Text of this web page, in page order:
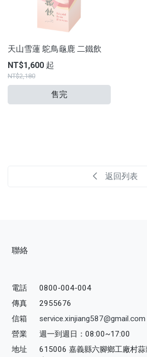
天山雪蓮 鴕鳥龜鹿 二鐵飲
NT$1,600 起
NT$2,180
售完
返回列表
聯絡
電話
0800-004-004
傳真
2955676
信箱
service.xinjiang587@gmail.com
營業
週一到週日：08:00~17:00
地址
615006 嘉義縣六腳鄉工廠村